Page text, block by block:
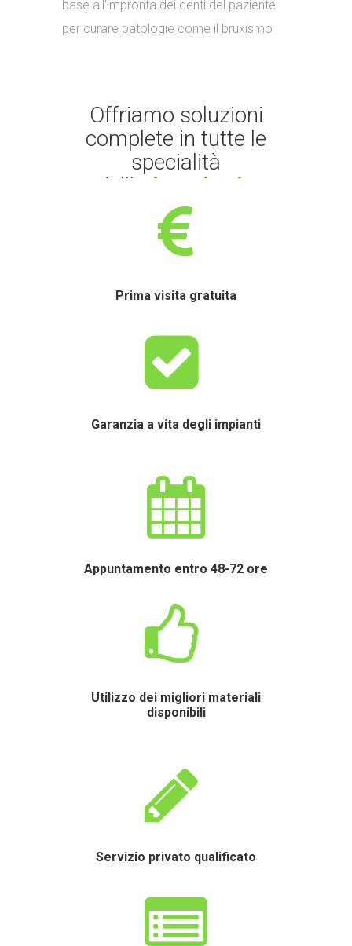
base all’impronta dei denti del paziente
per curare patologie come il bruxismo
Offriamo soluzioni
complete in tutte le
specialità
dell' odontoiatria
Prima visita gratuita
Garanzia a vita degli impianti
Appuntamento entro 48-72 ore
Utilizzo dei migliori materiali
disponibili
Servizio privato qualificato